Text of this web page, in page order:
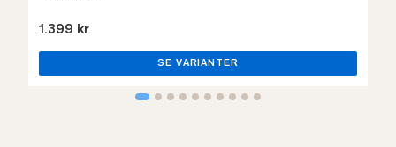
1.399 kr
SE VARIANTER